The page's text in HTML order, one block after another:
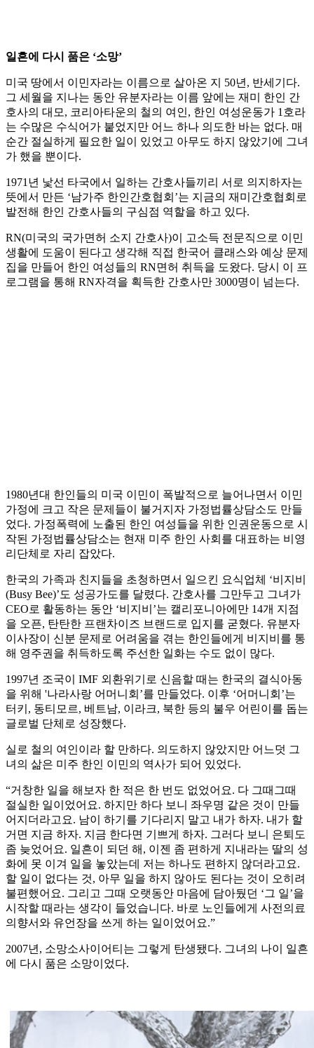
일흔에 다시 품은 ‘소망’
미국 땅에서 이민자라는 이름으로 살아온 지 50년, 반세기다.
그 세월을 지나는 동안 유분자라는 이름 앞에는 재미 한인 간
호사의 대모, 코리아타운의 철의 여인, 한인 여성운동가 1호라
는 수많은 수식어가 붙었지만 어느 하나 의도한 바는 없다. 매
순간 절실하게 필요한 일이 있었고 아무도 하지 않았기에 그녀
가 했을 뿐이다.
1971년 낯선 타국에서 일하는 간호사들끼리 서로 의지하자는
뜻에서 만든 ‘남가주 한인간호협회’는 지금의 재미간호협회로
발전해 한인 간호사들의 구심점 역할을 하고 있다.
RN(미국의 국가면허 소지 간호사)이 고소득 전문직으로 이민
생활에 도움이 된다고 생각해 직접 한국어 클래스와 예상 문제
집을 만들어 한인 여성들의 RN면허 취득을 도왔다. 당시 이 프
로그램을 통해 RN자격을 획득한 간호사만 3000명이 넘는다.
1980년대 한인들의 미국 이민이 폭발적으로 늘어나면서 이민
가정에 크고 작은 문제들이 불거지자 가정법률상담소도 만들
었다. 가정폭력에 노출된 한인 여성들을 위한 인권운동으로 시
작된 가정법률상담소는 현재 미주 한인 사회를 대표하는 비영
리단체로 자리 잡았다.
한국의 가족과 친지들을 초청하면서 일으킨 요식업체 ‘비지비
(Busy Bee)’도 성공가도를 달렸다. 간호사를 그만두고 그녀가
CEO로 활동하는 동안 ‘비지비’는 캘리포니아에만 14개 지점
을 오픈, 탄탄한 프랜차이즈 브랜드로 입지를 굳혔다. 유분자
이사장이 신분 문제로 어려움을 겪는 한인들에게 비지비를 통
해 영주권을 취득하도록 주선한 일화는 수도 없이 많다.
1997년 조국이 IMF 외환위기로 신음할 때는 한국의 결식아동
을 위해 '나라사랑 어머니회’를 만들었다. 이후 ‘어머니회’는
터키, 동티모르, 베트남, 이라크, 북한 등의 불우 어린이를 돕는
글로벌 단체로 성장했다.
실로 철의 여인이라 할 만하다. 의도하지 않았지만 어느덧 그
녀의 삶은 미주 한인 이민의 역사가 되어 있었다.
“거창한 일을 해보자 한 적은 한 번도 없었어요. 다 그때그때
절실한 일이었어요. 하지만 하다 보니 좌우명 같은 것이 만들
어지더라고요. 남이 하기를 기다리지 말고 내가 하자. 내가 할
거면 지금 하자. 지금 한다면 기쁘게 하자. 그러다 보니 은퇴도
좀 늦었어요. 일흔이 되던 해, 이젠 좀 편하게 지내라는 딸의 성
화에 못 이겨 일을 놓았는데 저는 하나도 편하지 않더라고요.
할 일이 없다는 것, 아무 일을 하지 않아도 된다는 것이 오히려
불편했어요. 그리고 그때 오랫동안 마음에 담아뒀던 ‘그 일’을
시작할 때라는 생각이 들었습니다. 바로 노인들에게 사전의료
의향서와 유언장을 쓰게 하는 일이었어요.”
2007년, 소망소사이어티는 그렇게 탄생됐다. 그녀의 나이 일흔
에 다시 품은 소망이었다.